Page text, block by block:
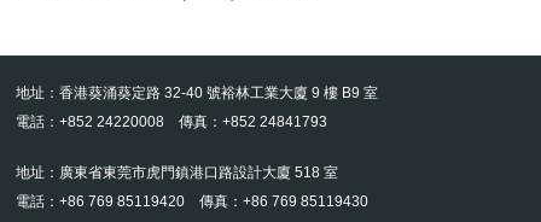
地址：香港葵涌葵定路 32-40 號裕林工業大廈 9 樓 B9 室
電話：+852 24220008 傳真：+852 24841793
地址：廣東省東莞市虎門鎮港口路設計大廈 518 室
電話：+86 769 85119420 傳真：+86 769 85119430